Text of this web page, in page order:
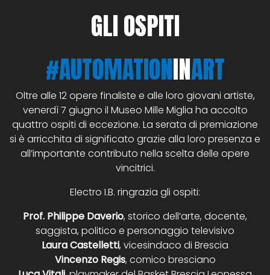
GLI OSPITI
#AUTOMATIONINART
Oltre alle 12 opere finaliste e alle loro giovani artiste,
venerdì 7 giugno il Museo Mille Miglia ha accolto
quattro ospiti di eccezione. La serata di premiazione
si è arricchita di significato grazie alla loro presenza e
all’importante contributo nella scelta delle opere
vincitrici.
Electro I.B. ringrazia gli ospiti:
Prof. Philippe Daverio, storico dell’arte, docente,
saggista, politico e personaggio televisivo
Laura Castelletti, vicesindaco di Brescia
Vincenzo Regis, comico bresciano